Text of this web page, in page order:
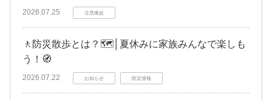
2026.07.25 注意喚起
🚶防災散歩とは？🗺️│夏休みに家族みんなで楽しも
う！🧭
2026.07.22 お知らせ 防災情報